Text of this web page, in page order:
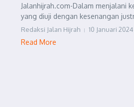
Jalanhijrah.com-Dalam menjalani
yang diuji dengan kesenangan
Redaksi Jalan Hijrah 10 Januari 2024
Read More